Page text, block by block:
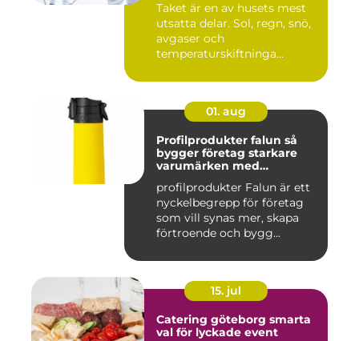
Taket är en av husets mest
utsatta delar. Sol, regn, snö,
avgaser och
temperaturskiftninga...
01. aug
Profilprodukter falun så
bygger företag starkare
varumärken med
profilprodukter Falun är ett
nyckelbegrepp för företag
som vill synas mer, skapa
förtroende och bygg...
15. jul
Catering göteborg smarta
val för lyckade event